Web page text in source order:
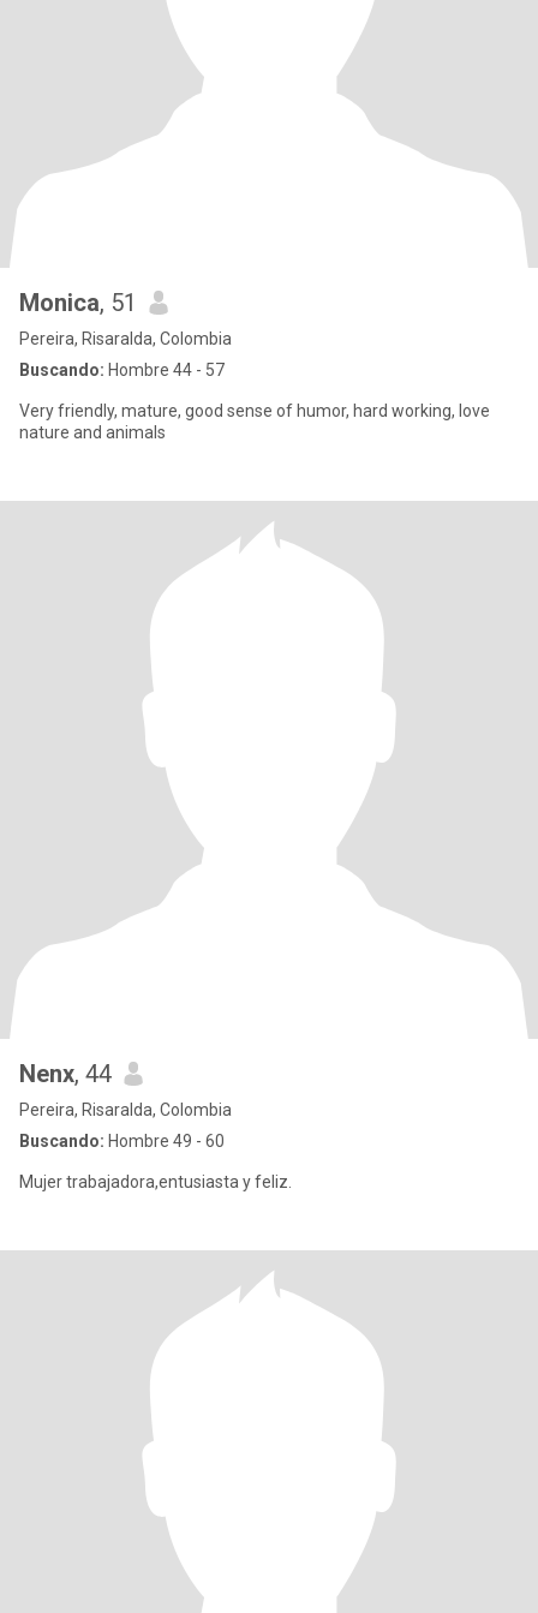
Monica, 51
Pereira, Risaralda, Colombia
Buscando: Hombre 44 - 57
Very friendly, mature, good sense of humor, hard working, love
nature and animals
Nenx, 44
Pereira, Risaralda, Colombia
Buscando: Hombre 49 - 60
Mujer trabajadora,entusiasta y feliz.